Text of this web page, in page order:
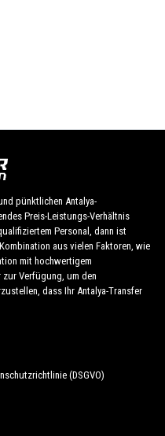
pünktlichen Antalya-
Preis-Leistungs-Verhältnis
Personal, dann ist
aus vielen Faktoren, wie
mit hochwertigem
zur Verfügung, um den
dass Ihr Antalya-Transfer
(DSGVO)